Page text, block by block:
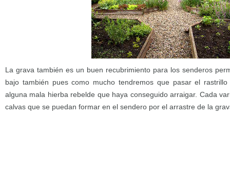
La grava también es un buen recubrimiento para los senderos
bajo también pues como mucho tendremos que pasar el
alguna mala hierba rebelde que haya conseguido arraigar. Cada
calvas que se puedan formar en el sendero por el arrastre de la